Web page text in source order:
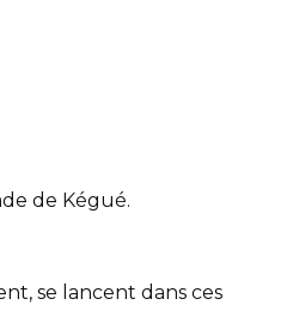
de Kégué.
se lancent dans ces